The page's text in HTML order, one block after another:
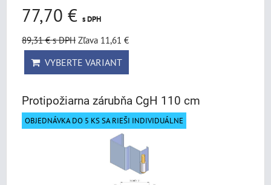
77,70 € s DPH
89,31 €s DPH Zľava 11,61 €
VYBERTE VARIANT
Protipožiarna zárubňa CgH 110 cm
OBJEDNÁVKA DO 5 KS SA RIEŠI INDIVIDUÁLNE